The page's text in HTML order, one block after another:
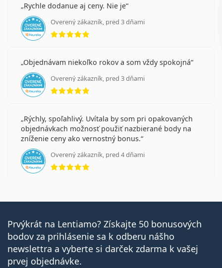
Rychle dodanue aj ceny. Nie je
Overený zákazník, pred 3 dňami
hodnotenie 5 z 5
Objednávam niekoľko rokov a som vždy spokojná
Overený zákazník, pred 3 dňami
hodnotenie 5 z 5
Rýchly, spoľahlivý. Uvítala by som pri opakovaných
objednávkach možnosť použiť nazbierané body na
zníženie ceny ako vernostný bonus.
Overený zákazník, pred 4 dňami
hodnotenie 5 z 5
Prvýkrát na Lentiamo? Získajte 50 bonusových
bodov za prihlásenie sa k odberu nášho
newslettra a vyberte si darček zdarma k vašej
prvej objednávke.